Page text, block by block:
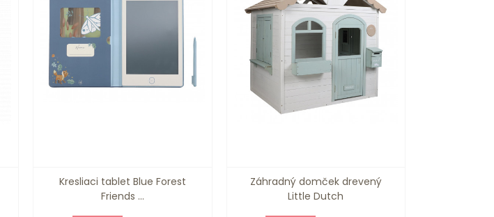
Kresliaci tablet Blue Forest
Friends ...
Záhradný domček drevený
Little Dutch